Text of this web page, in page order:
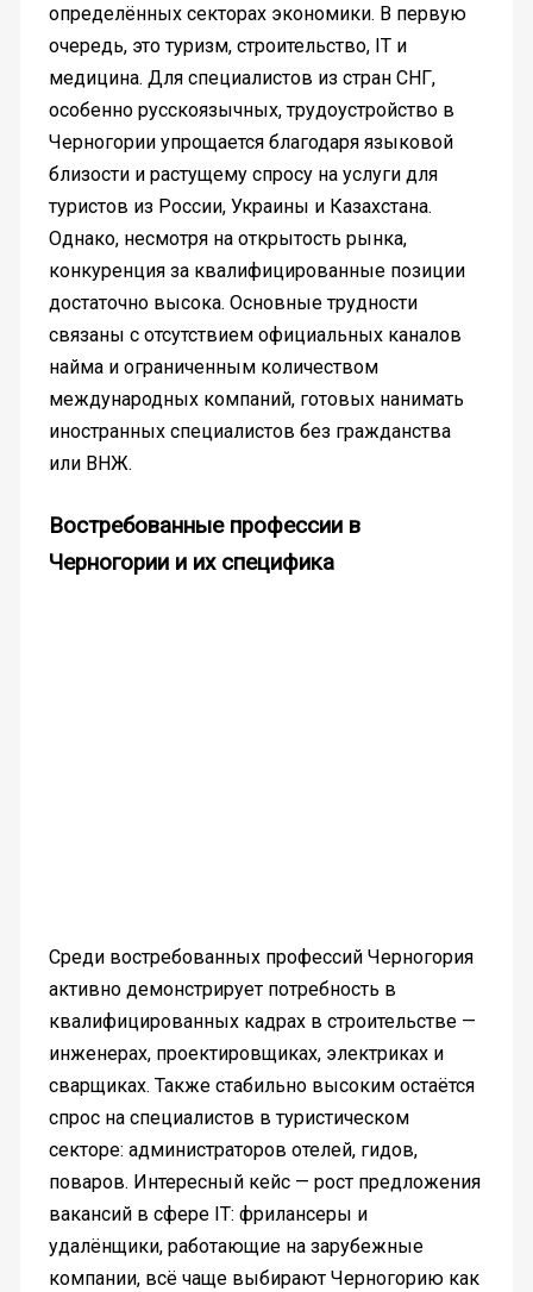
определённых секторах экономики. В первую
очередь, это туризм, строительство, IT и
медицина. Для специалистов из стран СНГ,
особенно русскоязычных, трудоустройство в
Черногории упрощается благодаря языковой
близости и растущему спросу на услуги для
туристов из России, Украины и Казахстана.
Однако, несмотря на открытость рынка,
конкуренция за квалифицированные позиции
достаточно высока. Основные трудности
связаны с отсутствием официальных каналов
найма и ограниченным количеством
международных компаний, готовых нанимать
иностранных специалистов без гражданства
или ВНЖ.
Востребованные профессии в
Черногории и их специфика
Среди востребованных профессий Черногория
активно демонстрирует потребность в
квалифицированных кадрах в строительстве —
инженерах, проектировщиках, электриках и
сварщиках. Также стабильно высоким остаётся
спрос на специалистов в туристическом
секторе: администраторов отелей, гидов,
поваров. Интересный кейс — рост предложения
вакансий в сфере IT: фрилансеры и
удалёнщики, работающие на зарубежные
компании, всё чаще выбирают Черногорию как